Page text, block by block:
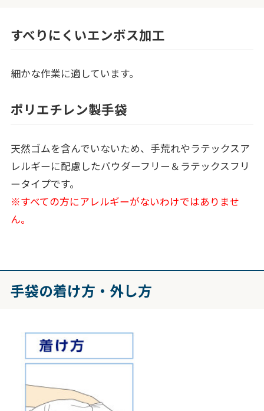
すべりにくいエンボス加工
細かな作業に適しています。
ポリエチレン製手袋
天然ゴムを含んでいないため、手荒れやラテックスア
レルギーに配慮したパウダーフリー＆ラテックスフリ
ータイプです。
※すべての方にアレルギーがないわけではありませ
ん。
手袋の着け方・外し方